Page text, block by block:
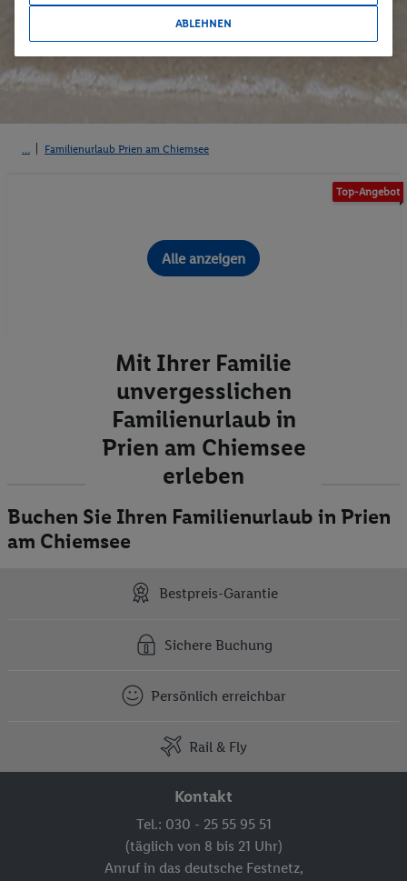
Familienurlaub Prien am Chiemsee
Top-Angebot
Alle anzeigen
Mit Ihrer Familie
unvergesslichen
Familienurlaub in
Prien am Chiemsee
erleben
Buchen Sie Ihren Familienurlaub in Prien
am Chiemsee
Bestpreis-Garantie
Sichere Buchung
Persönlich erreichbar
Rail & Fly
Kontakt
Tel.: 030 - 25 55 95 51
(täglich von 8 bis 21 Uhr)
Anruf in das deutsche Festnetz,
ABLEHNEN